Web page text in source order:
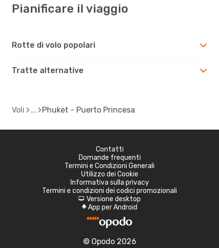
Pianificare il viaggio
Rotte di volo popolari
Tratte alternative
Voli Phuket - Puerto Princesa
Contatti
Domande frequenti
Termini e Condizioni Generali
Utilizzo dei Cookie
Informativa sulla privacy
Termini e condizioni dei codici promozionali
d Versione desktop
A App per Android
© Opodo 2026